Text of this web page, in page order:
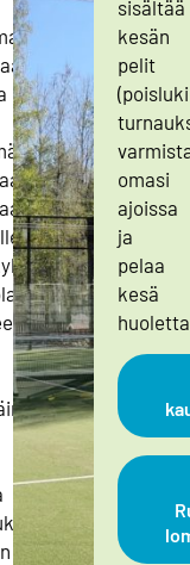
sisältää
kesän
pelit
omasi
ajoissa
ja
pelaa
kesä